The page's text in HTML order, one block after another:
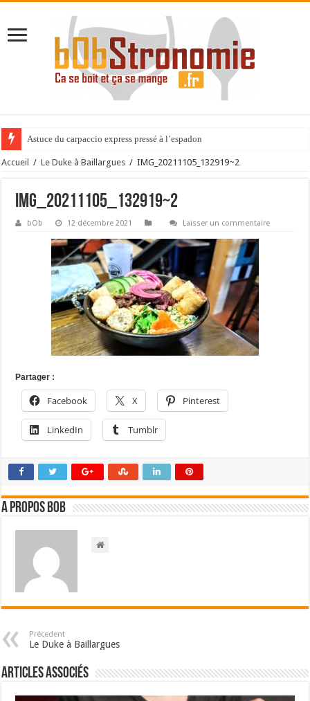
Astuce du carpaccio express pressé à l’espadon
Accueil / Le Duke à Baillargues / IMG_20211105_132919~2
IMG_20211105_132919~2
bOb 12 décembre 2021 Laisser un commentaire
Partager :
Facebook X Pinterest
LinkedIn Tumblr
A propos bOb
Précedent
Le Duke à Baillargues
Articles associés